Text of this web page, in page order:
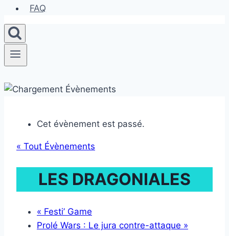
FAQ
Cet évènement est passé.
« Tout Évènements
LES DRAGONIALES
« Festi’ Game
Prolé Wars : Le jura contre-attaque »